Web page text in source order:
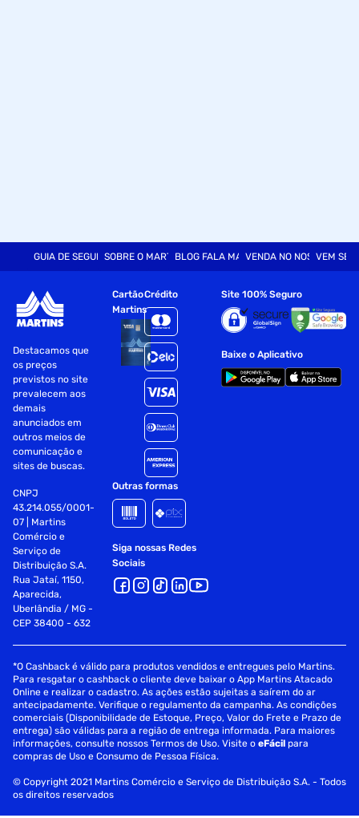
GUIA DE SEGURANÇASOBRE O MARTINSBLOG FALA MARTVENDA NO NOSSO SITE
VEM SER
Destacamos que
os preços
previstos no site
prevalecem aos
demais
anunciados em
outros meios de
comunicação e
sites de buscas.
CNPJ
43.214.055/0001-
07 | Martins
Comércio e
Serviço de
Distribuição S.A.
Rua Jataí, 1150,
Aparecida,
Uberlândia / MG -
CEP 38400 - 632
Cartão
Martins
Crédito
Outras formas
Siga nossas Redes
Sociais
Site 100% Seguro
Baixe o Aplicativo
*O Cashback é válido para produtos vendidos e entregues pelo Martins.
Para resgatar o cashback o cliente deve baixar o App Martins Atacado
Online e realizar o cadastro. As ações estão sujeitas a saírem do ar
antecipadamente. Verifique o regulamento da campanha. As condições
comerciais (Disponibilidade de Estoque, Preço, Valor do Frete e Prazo de
entrega) são válidas para a região de entrega informada. Para maiores
informações, consulte nossos Termos de Uso. Visite oeFácil para
compras de Uso e Consumo de Pessoa Física.
© Copyright 2021 Martins Comércio e Serviço de Distribuição S.A. - Todos
os direitos reservados